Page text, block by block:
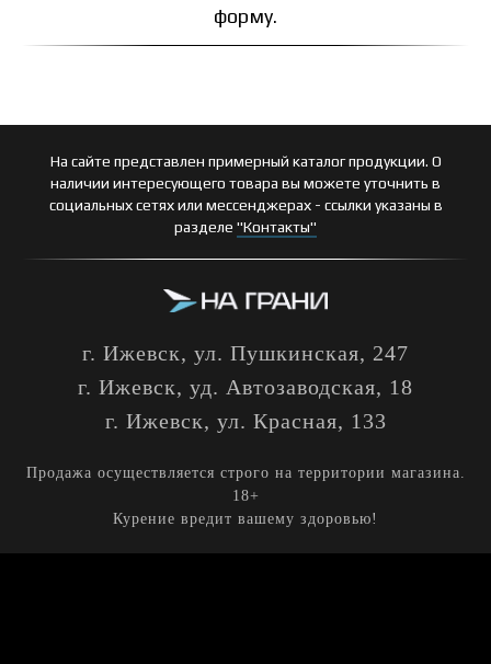
форму.
На сайте представлен примерный каталог продукции. О
наличии интересующего товара вы можете уточнить в
социальных сетях или мессенджерах - ссылки указаны в
разделе "Контакты"
г. Ижевск, ул. Пушкинская, 247
г. Ижевск, уд. Автозаводская, 18
г. Ижевск, ул. Красная, 133
Продажа осуществляется строго на территории магазина.
18+
Курение вредит вашему здоровью!